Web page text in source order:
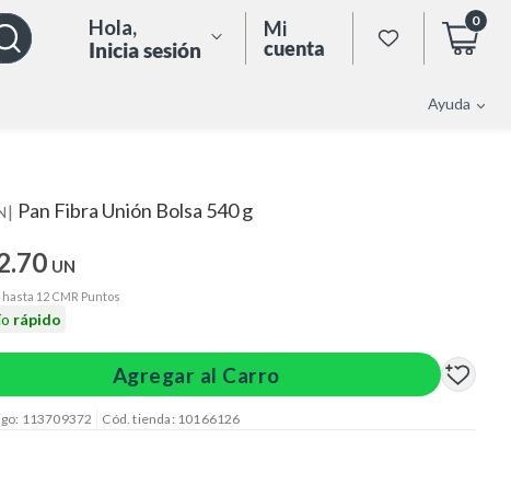
Hola,
Inicia sesión
Mi
cuenta
0
Ayuda
| Pan Fibra Unión Bolsa 540 g
UN
12 CMR Puntos
rápido
Agregar al Carro
113709372 Cód. tienda: 10166126